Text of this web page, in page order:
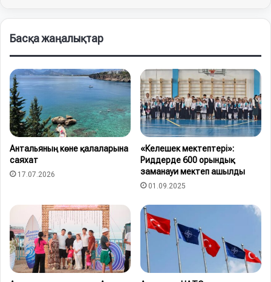
Басқа жаңалықтар
Антальяның көне қалаларына
саяхат
17.07.2026
«Келешек мектептері»:
Риддерде 600 орындық
заманауи мектеп ашылды
01.09.2025